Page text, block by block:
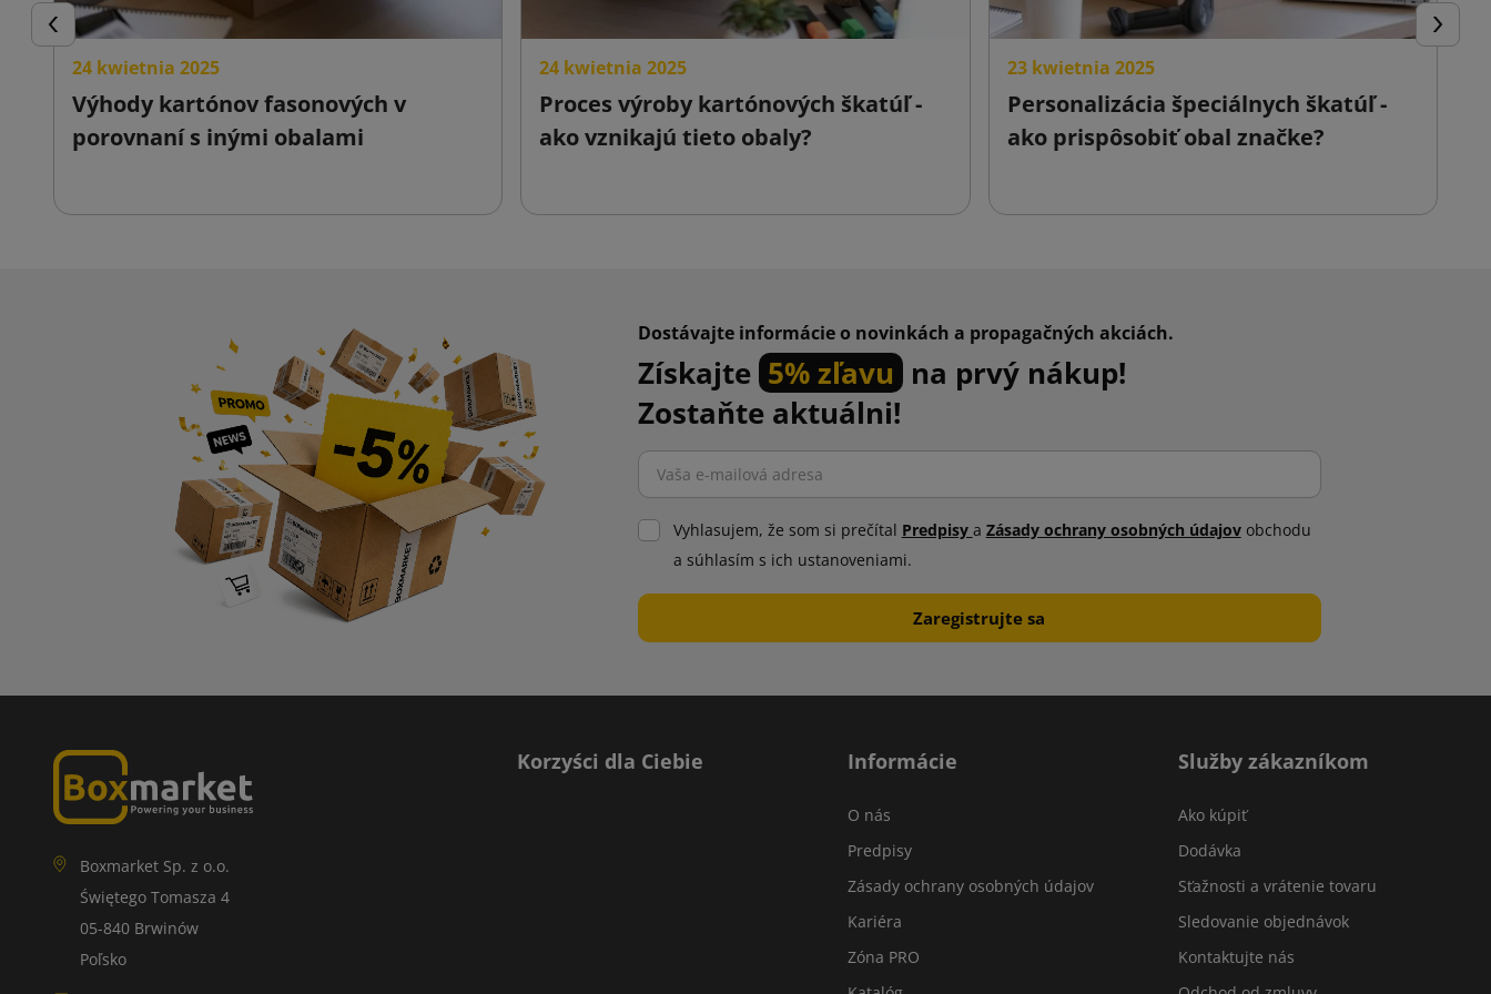
Späť Ďalej
24 kwietnia 2025
Výhody kartónov fasonových v
porovnaní s inými obalami
24 kwietnia 2025
Proces výroby kartónových škatúľ -
ako vznikajú tieto obaly?
23 kwietnia 2025
Personalizácia špeciálnych škatúľ -
ako prispôsobiť obal značke?
Dostávajte informácie o novinkách a propagačných akciách.
Získajte 5% zľavu na prvý nákup!
Zostaňte aktuálni!
Vyhlasujem, že som si prečítal Predpisy a Zásady ochrany osobných údajovobchodu
a súhlasím s ich ustanoveniami.
Boxmarket Sp. z o.o.
Świętego Tomasza 4
05-840 Brwinów
Poľsko
Korzyści dla Ciebie Informácie
O nás
Predpisy
Zásady ochrany osobných údajov
Kariéra
Zóna PRO
Služby zákazníkom
Ako kúpiť
Dodávka
Sťažnosti a vrátenie tovaru
Sledovanie objednávok
Kontaktujte nás